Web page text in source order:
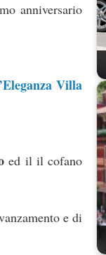
anniversario
Villa
ed il il cofano
e di